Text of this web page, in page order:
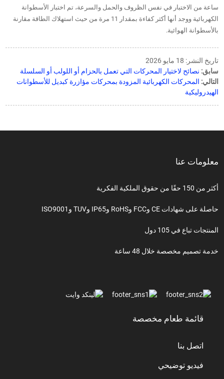
ساعة من الاختبار في نفس الظروف والحمل والسرعة، تم اختبار الأسطوانة
الكهربائية ووجد أنها أكثر كفاءة بمقدار 11 مرة من حيث استهلاك الطاقة مقارنة
بالأسطوانة الهوائية.
تاريخ النشر: 18 مايو 2026
سابق: نصائح لاختيار المحركات التي تعمل بالحزام أو اللولب أو السلسلة
التالي: المحركات الكهربائية المزودة بمحركات مؤازرة كبديل للأسطوانات
الهيدروليكية
معلومات عنا
أكثر من 150 حقًا من حقوق الملكية الفكرية
حاصلة على شهادات CE وFCC وRoHS وIP65 وTUV وISO9001
المنتجات تباع في 105 دول
خدمة تصميم مخصصة خلال 48 ساعة
قائمة طعام مخصصة
اتصل بنا
فيديو توضيحي